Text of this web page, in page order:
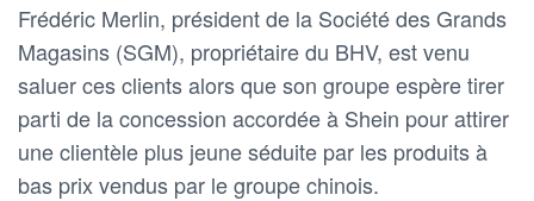
Frédéric Merlin, président de la Société des Grands
Magasins (SGM), propriétaire du BHV, est venu
saluer ces clients alors que son groupe espère tirer
parti de la concession accordée à Shein pour attirer
une clientèle plus jeune séduite par les produits à
bas prix vendus par le groupe chinois.